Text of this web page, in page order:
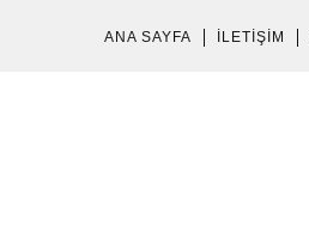
ANA SAYFA İLETIŞIM